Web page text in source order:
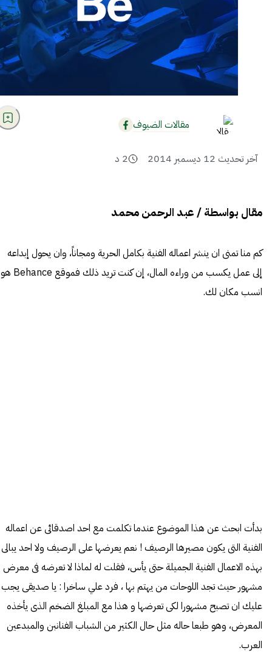
مقالات الضيوف
آخر تحديث 12 ديسمبر 2014 2 د
مقال بواسطة / عبد الرحمن محمد
كم منا تمنى ان ينشر اعماله الفنية بكامل الحرية ومجاناً، وان يحول إبداعه
إلى عمل يكسب من وراءه المال، إن كنت تريد ذلك فموقع Behance هو
انسب مكان لك.
بدأت ابحث عن هذا الموضوع عندما تكلمت مع احد اصدقائى عن اعماله
الفنية التى يكون مصيرها الرصيف ! نعم يعرضها على الرصيف ولا احد يبالى
بهذه الاعمال الفنية الجميلة حتى يأس، فقلت له لماذا لا تعرضه فى معرض
مشهور حيث تجد اللوحات من يهتم بها ، فرد علي ساخرا : يا صديقى يجب
عليك ان تصبح مشهورا لكى تعرضها و هذا مع المبلغ الضخم الذى يأخذه
المعرض، وهو طبعا حاله مثل حال الكثير من الشباب الفنانبن والمبدعين
العرب.